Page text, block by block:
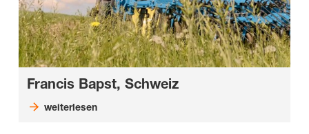
Francis Bapst, Schweiz
weiterlesen